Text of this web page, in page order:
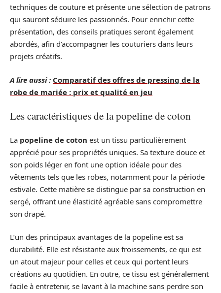
techniques de couture et présente une sélection de patrons
qui sauront séduire les passionnés. Pour enrichir cette
présentation, des conseils pratiques seront également
abordés, afin d’accompagner les couturiers dans leurs
projets créatifs.
A lire aussi : Comparatif des offres de pressing de la
robe de mariée : prix et qualité en jeu
Les caractéristiques de la popeline de coton
La popeline de coton est un tissu particulièrement
apprécié pour ses propriétés uniques. Sa texture douce et
son poids léger en font une option idéale pour des
vêtements tels que les robes, notamment pour la période
estivale. Cette matière se distingue par sa construction en
sergé, offrant une élasticité agréable sans compromettre
son drapé.
L’un des principaux avantages de la popeline est sa
durabilité. Elle est résistante aux froissements, ce qui est
un atout majeur pour celles et ceux qui portent leurs
créations au quotidien. En outre, ce tissu est généralement
facile à entretenir, se lavant à la machine sans perdre son